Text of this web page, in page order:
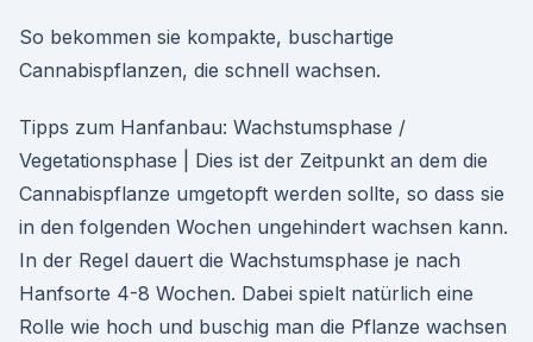
So bekommen sie kompakte, buschartige
Cannabispflanzen, die schnell wachsen.
Tipps zum Hanfanbau: Wachstumsphase /
Vegetationsphase | Dies ist der Zeitpunkt an dem die
Cannabispflanze umgetopft werden sollte, so dass sie
in den folgenden Wochen ungehindert wachsen kann.
In der Regel dauert die Wachstumsphase je nach
Hanfsorte 4-8 Wochen. Dabei spielt natürlich eine
Rolle wie hoch und buschig man die Pflanze wachsen